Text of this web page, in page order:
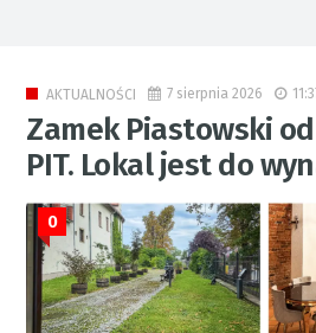
AKTUALNOŚCI 7 sierpnia 2026
Zamek Piastowski
PIT. Lokal jest do
0